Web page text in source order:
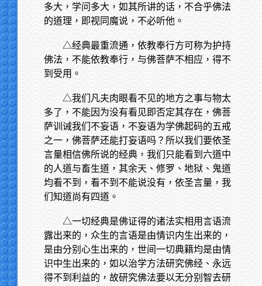
多大，学问多大，如其所讲的话，不合乎佛法
的道理，即视同魔说，不必听他。
△经典最重流通，依教奉行方可称为护持
佛法，不能依教奉行，与佛菩萨不相应，得不
到受用。
△我们凡夫肉眼看不见的地方之事与物太
多了，不能因为没有看见即否定其存在，佛菩
萨训诫我们不妄语，不妄语为学佛起码的五戒
之一，佛菩萨还能打妄语吗？所以我们要依圣
言量相信佛所说的经典，我们只能看到六道中
的人道与畜生道，其余天、修罗、地狱、鬼道
均看不到，看不到不能说没有，依圣言量，我
们知道尚有四道。
△一切经典是佛证得的诸法实相用言语流
露出来的，众生的言语是由情识内生出来的，
是由分别心生出来的，世间一切典籍均是由情
识中生出来的，如以治学方法研究佛经、永远
得不到利益的，故研究佛法要以无分别智去研